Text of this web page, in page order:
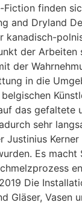
finden
and Dryland
der
der
in die
das
sehr
Es
Die
Gläser,